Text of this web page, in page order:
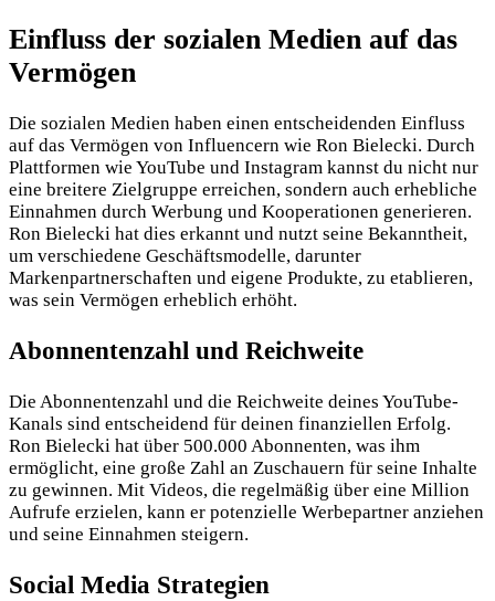
Einfluss der sozialen Medien auf das
Vermögen
Die sozialen Medien haben einen entscheidenden Einfluss
auf das Vermögen von Influencern wie Ron Bielecki. Durch
Plattformen wie YouTube und Instagram kannst du nicht nur
eine breitere Zielgruppe erreichen, sondern auch erhebliche
Einnahmen durch Werbung und Kooperationen generieren.
Ron Bielecki hat dies erkannt und nutzt seine Bekanntheit,
um verschiedene Geschäftsmodelle, darunter
Markenpartnerschaften und eigene Produkte, zu etablieren,
was sein Vermögen erheblich erhöht.
Abonnentenzahl und Reichweite
Die Abonnentenzahl und die Reichweite deines YouTube-
Kanals sind entscheidend für deinen finanziellen Erfolg.
Ron Bielecki hat über 500.000 Abonnenten, was ihm
ermöglicht, eine große Zahl an Zuschauern für seine Inhalte
zu gewinnen. Mit Videos, die regelmäßig über eine Million
Aufrufe erzielen, kann er potenzielle Werbepartner anziehen
und seine Einnahmen steigern.
Social Media Strategien